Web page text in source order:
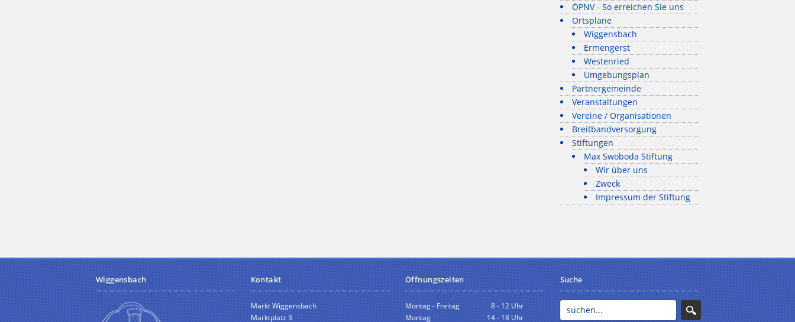
ÖPNV - So erreichen Sie uns
Ortspläne
Wiggensbach
Ermengerst
Westenried
Umgebungsplan
Partnergemeinde
Veranstaltungen
Vereine / Organisationen
Breitbandversorgung
Stiftungen
Max Swoboda Stiftung
Wir über uns
Zweck
Impressum der Stiftung
Wiggensbach Kontakt
Markt Wiggensbach
Marktplatz 3
Öffnungszeiten
Montag - Freitag
8 - 12 Uhr
Montag
14 - 18 Uhr
Suche